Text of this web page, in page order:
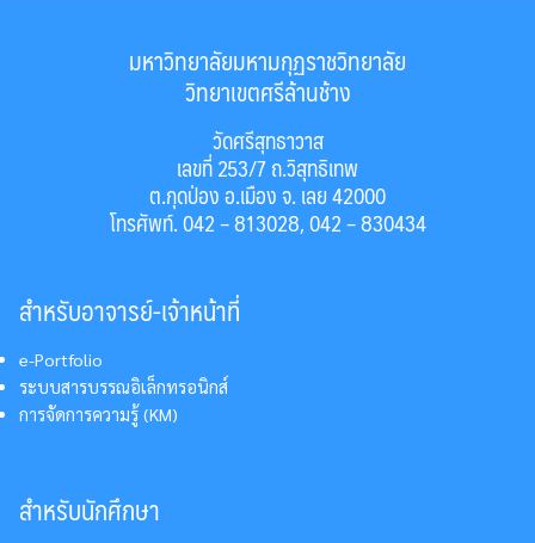
มหาวิทยาลัยมหามกุฏราชวิทยาลัย
วิทยาเขตศรีล้านช้าง
วัดศรีสุทธาวาส
เลขที่ 253/7 ถ.วิสุทธิเทพ
ต.กุดป่อง อ.เมือง จ. เลย 42000
โทรศัพท์. 042 – 813028, 042 – 830434
สำหรับอาจารย์-เจ้าหน้าที่
e-Portfolio
ระบบสารบรรณอิเล็กทรอนิกส์
การจัดการความรู้ (KM)
สำหรับนักศึกษา